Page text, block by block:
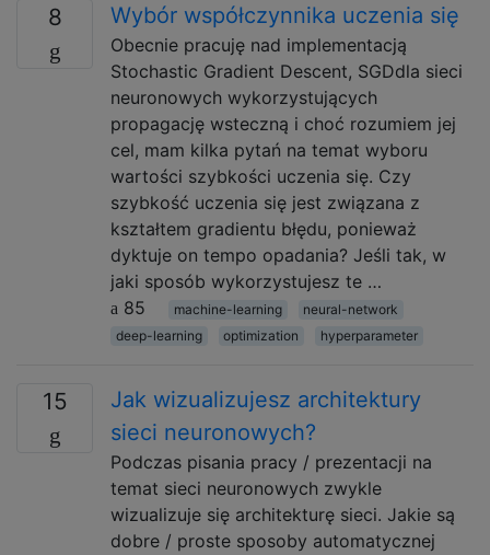
8 Wybór współczynnika uczenia się
Obecnie pracuję nad implementacją
Stochastic Gradient Descent, SGDdla sieci
neuronowych wykorzystujących
propagację wsteczną i choć rozumiem jej
cel, mam kilka pytań na temat wyboru
wartości szybkości uczenia się. Czy
szybkość uczenia się jest związana z
kształtem gradientu błędu, ponieważ
dyktuje on tempo opadania? Jeśli tak, w
jaki sposób wykorzystujesz te …
85
machine-learning
neural-network
deep-learning
optimization hyperparameter
15
Jak wizualizujesz architektury
sieci neuronowych?
Podczas pisania pracy / prezentacji na
temat sieci neuronowych zwykle
wizualizuje się architekturę sieci. Jakie są
dobre / proste sposoby automatycznej